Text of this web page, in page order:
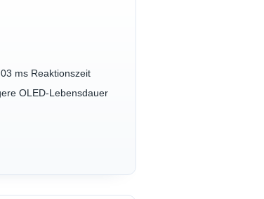
ms Reaktionszeit
OLED-Lebensdauer